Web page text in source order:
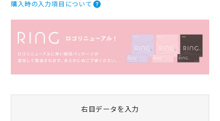
t
r
i
n
g
購入時の入力項目について
右目データを入力